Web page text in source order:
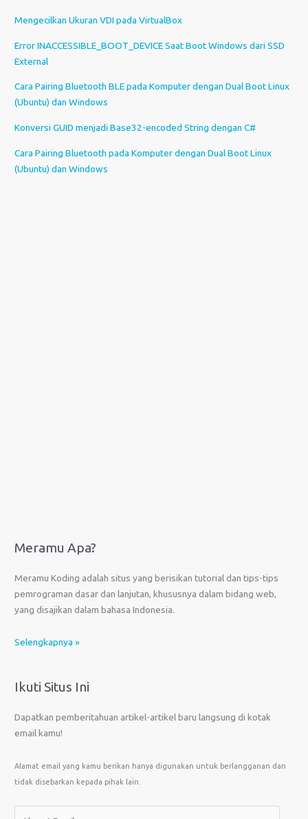
Mengecilkan Ukuran VDI pada VirtualBox
Error INACCESSIBLE_BOOT_DEVICE Saat Boot Windows dari SSD
External
Cara Pairing Bluetooth BLE pada Komputer dengan Dual Boot Linux
(Ubuntu) dan Windows
Konversi GUID menjadi Base32-encoded String dengan C#
Cara Pairing Bluetooth pada Komputer dengan Dual Boot Linux
(Ubuntu) dan Windows
Meramu Apa?
Meramu Koding adalah situs yang berisikan tutorial dan tips-tips
pemrograman dasar dan lanjutan, khususnya dalam bidang web,
yang disajikan dalam bahasa Indonesia.
Selengkapnya »
Ikuti Situs Ini
Dapatkan pemberitahuan artikel-artikel baru langsung di kotak
email kamu!
Alamat email yang kamu berikan hanya digunakan untuk berlangganan dan
tidak disebarkan kepada pihak lain.